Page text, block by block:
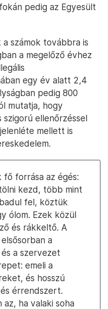
pedig az Egyesült
számok továbbra is
a megelőző évhez
egy év alatt 2,4
pedig 800
mutatja, hogy
szigorú ellenőrzéssel
mellett is
fő forrása az égés:
kezd, több mint
fel, köztük
ólom. Ezek közül
és rákkeltő. A
a
a szervezet
emeli a
és hosszú
érrendszert.
ha valaki soha